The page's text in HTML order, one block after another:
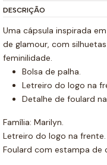
DESCRIÇÃO
Uma cápsula inspirada
de glamour, com
feminilidade.
Bolsa de palha.
Letreiro do logo na
Detalhe de foulard
Família: Marilyn.
Letreiro do logo na frente.
Foulard com estampa de